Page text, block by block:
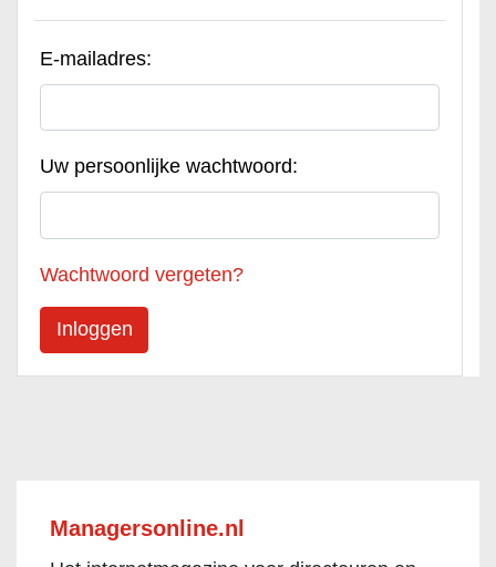
E-mailadres:
Uw persoonlijke wachtwoord:
Wachtwoord vergeten?
Managersonline.nl